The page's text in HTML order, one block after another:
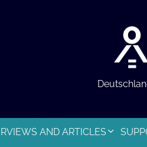
AND ARTICLES